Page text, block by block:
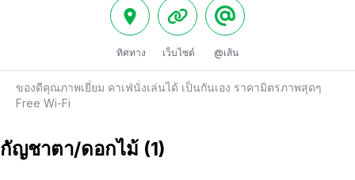
ทิศทาง เว็บไซต์ @เส้น
ของดีคุณภาพเยี่ยม คาเฟ่นั่งเล่นได้ เป็นกันเอง ราคามิตรภาพสุดๆ
Free Wi-Fi
กัญชาตา/ดอกไม้ (1)